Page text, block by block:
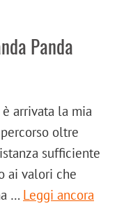
Panda
arrivata la mia
oltre
sufficiente
ai valori che
… Leggi ancora